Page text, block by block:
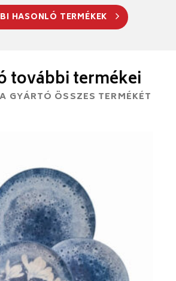
HASONLÓ TERMÉKEK
további termékei
GYÁRTÓ ÖSSZES TERMÉKÉT